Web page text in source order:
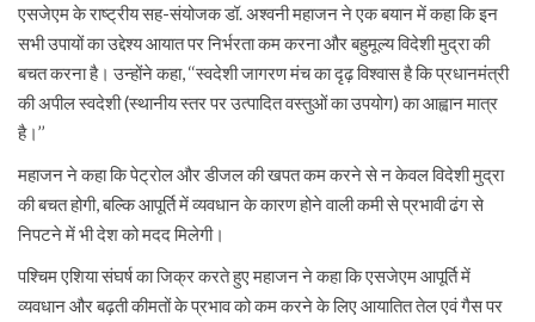
एसजेएम के राष्ट्रीय सह-संयोजक डॉ. अश्वनी महाजन ने एक बयान में कहा कि इन
सभी उपायों का उद्देश्य आयात पर निर्भरता कम करना और बहुमूल्य विदेशी मुद्रा की
बचत करना है। उन्होंने कहा, ‘‘स्वदेशी जागरण मंच का दृढ़ विश्वास है कि प्रधानमंत्री
की अपील स्वदेशी (स्थानीय स्तर पर उत्पादित वस्तुओं का उपयोग) का आह्वान मात्र
है।’’
महाजन ने कहा कि पेट्रोल और डीजल की खपत कम करने से न केवल विदेशी मुद्रा
की बचत होगी, बल्कि आपूर्ति में व्यवधान के कारण होने वाली कमी से प्रभावी ढंग से
निपटने में भी देश को मदद मिलेगी।
पश्चिम एशिया संघर्ष का जिक्र करते हुए महाजन ने कहा कि एसजेएम आपूर्ति में
व्यवधान और बढ़ती कीमतों के प्रभाव को कम करने के लिए आयातित तेल एवं गैस पर